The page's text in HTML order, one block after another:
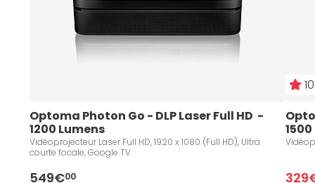
Optoma Photon Go - DLP Laser Full HD  -
1200 Lumens
Vidéoprojecteur Laser Full HD, 1920 x 1080 (Full HD), Ultra
courte focale, Google TV
549€00